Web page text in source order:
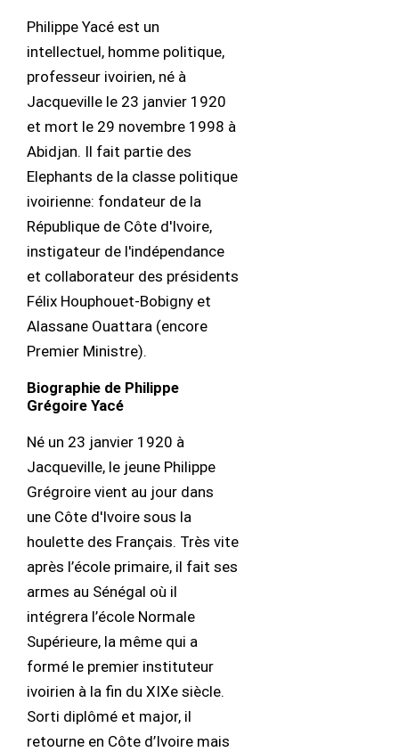
Philippe Yacé est un
intellectuel, homme politique,
professeur ivoirien, né à
Jacqueville le 23 janvier 1920
et mort le 29 novembre 1998 à
Abidjan. Il fait partie des
Elephants de la classe politique
ivoirienne: fondateur de la
République de Côte d'Ivoire,
instigateur de l'indépendance
et collaborateur des présidents
Félix Houphouet-Bobigny et
Alassane Ouattara (encore
Premier Ministre).
Biographie de Philippe
Grégoire Yacé
Né un 23 janvier 1920 à
Jacqueville, le jeune Philippe
Grégroire vient au jour dans
une Côte d'Ivoire sous la
houlette des Français. Très vite
après l’école primaire, il fait ses
armes au Sénégal où il
intégrera l’école Normale
Supérieure, la même qui a
formé le premier instituteur
ivoirien à la fin du XIXe siècle.
Sorti diplômé et major, il
retourne en Côte d’Ivoire mais